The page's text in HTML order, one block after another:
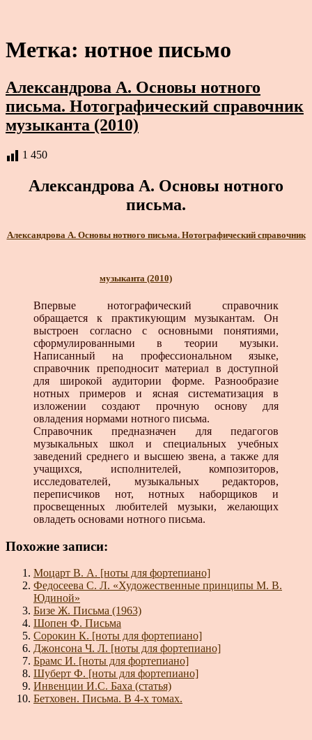
Метка: нотное письмо
Александрова А. Основы нотного
письма. Нотографический справочник
музыканта (2010)
1 450
Александрова А. Основы нотного
письма.
Александрова А. Основы нотного письма. Нотографический справочник
музыканта (2010)
Впервые нотографический справочник
обращается к практикующим музыкантам. Он
выстроен согласно с основными понятиями,
сформулированными в теории музыки.
Написанный на профессиональном языке,
справочник преподносит материал в доступной
для широкой аудитории форме. Разнообразие
нотных примеров и ясная систематизация в
изложении создают прочную основу для
овладения нормами нотного письма.
Справочник предназначен для педагогов
музыкальных школ и специальных учебных
заведений среднего и высшею звена, а также для
учащихся, исполнителей, композиторов,
исследователей, музыкальных редакторов,
переписчиков нот, нотных наборщиков и
просвещенных любителей музыки, желающих
овладеть основами нотного письма.
Похожие записи:
Моцарт В. А. [ноты для фортепиано]
Федосеева С. Л. «Художественные принципы М. В.
Юдиной»
Бизе Ж. Письма (1963)
Шопен Ф. Письма
Сорокин К. [ноты для фортепиано]
Джонсона Ч. Л. [ноты для фортепиано]
Брамс И. [ноты для фортепиано]
Шуберт Ф. [ноты для фортепиано]
Инвенции И.С. Баха (статья)
Бетховен. Письма. В 4-х томах.